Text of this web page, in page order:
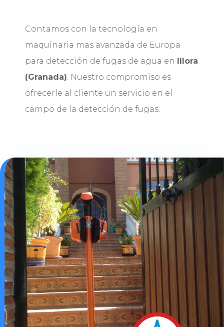
Contamos con la tecnología en
maquinaria mas avanzada de Europa
para detección de fugas de agua en
Illora
(Granada). Nuestro compromiso es
ofrecerle al cliente un servicio en el
campo de la detección de fugas.